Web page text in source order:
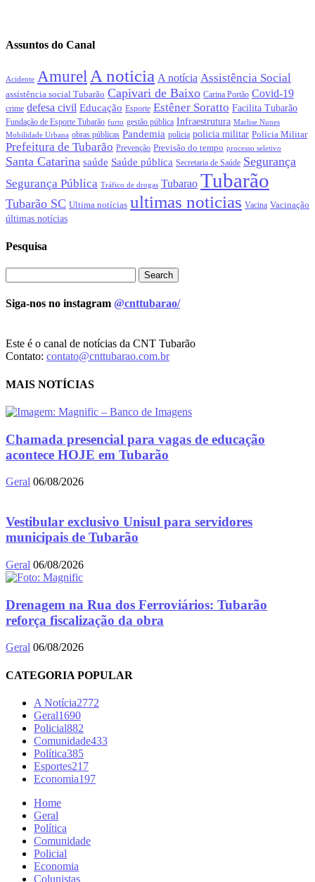
Assuntos do Canal
Acidente Amurel A noticia A notícia Assistência Social
assistência social Tubarão Capivari de Baixo Carina Portão Covid-19
crime defesa civil Educação Esporte Estêner Soratto Facilita Tubarão
Fundação de Esporte Tubarão furto gestão pública Infraestrutura Marlise Nunes
Mobilidade Urbana obras públicas Pandemia policia policia militar Polícia Militar
Prefeitura de Tubarão Prevenção Previsão do tempo processo seletivo
Santa Catarina saúde Saúde pública Secretaria de Saúde Segurança
Segurança Pública Tráfico de drogas Tubarao Tubarão
Tubarão SC Ultima notícias ultimas noticias Vacina Vacinação
últimas notícias
Pesquisa
Siga-nos no instagram @cnttubarao/
Este é o canal de notícias da CNT Tubarão
Contato: contato@cnttubarao.com.br
MAIS NOTÍCIAS
Chamada presencial para vagas de educação
acontece HOJE em Tubarão
Geral 06/08/2026
Vestibular exclusivo Unisul para servidores
municipais de Tubarão
Geral 06/08/2026
Drenagem na Rua dos Ferroviários: Tubarão
reforça fiscalização da obra
Geral 06/08/2026
CATEGORIA POPULAR
A Notícia2772
Geral1690
Policial882
Comunidade433
Política385
Esportes217
Economia197
Home
Geral
Política
Comunidade
Policial
Economia
Colunistas